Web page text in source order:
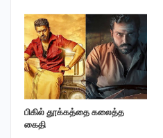
பிகில் தூக்கத்தை கலைத்த
கைதி